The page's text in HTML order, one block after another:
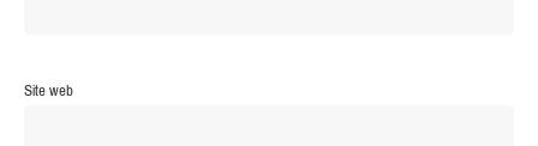
Site web